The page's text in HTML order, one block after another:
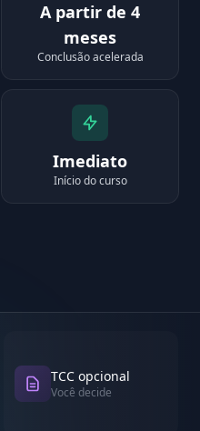
A partir de 4
meses
Conclusão acelerada
Imediato
Início do curso
TCC opcional
Você decide